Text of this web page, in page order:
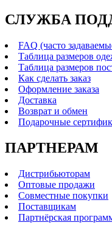
СЛУЖБА
FAQ (часто
Таблица размеров
Таблица размеров
Как сделать заказ
Оформление заказа
Доставка
Возврат и обмен
Подарочные
ПАРТНЕРАМ
Дистрибьюторам
Оптовые продажи
Совместные покупки
Поставщикам
Партнёрская